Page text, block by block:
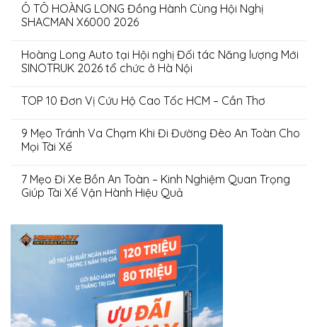
Ô TÔ HOÀNG LONG Đồng Hành Cùng Hội Nghị
SHACMAN X6000 2026
Hoàng Long Auto tại Hội nghị Đối tác Năng lượng Mới
SINOTRUK 2026 tổ chức ở Hà Nội
TOP 10 Đơn Vị Cứu Hộ Cao Tốc HCM – Cần Thơ
9 Mẹo Tránh Va Chạm Khi Đi Đường Đèo An Toàn Cho
Mọi Tài Xế
7 Mẹo Đi Xe Bồn An Toàn – Kinh Nghiệm Quan Trọng
Giúp Tài Xế Vận Hành Hiệu Quả